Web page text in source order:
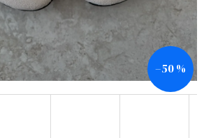
–50 %